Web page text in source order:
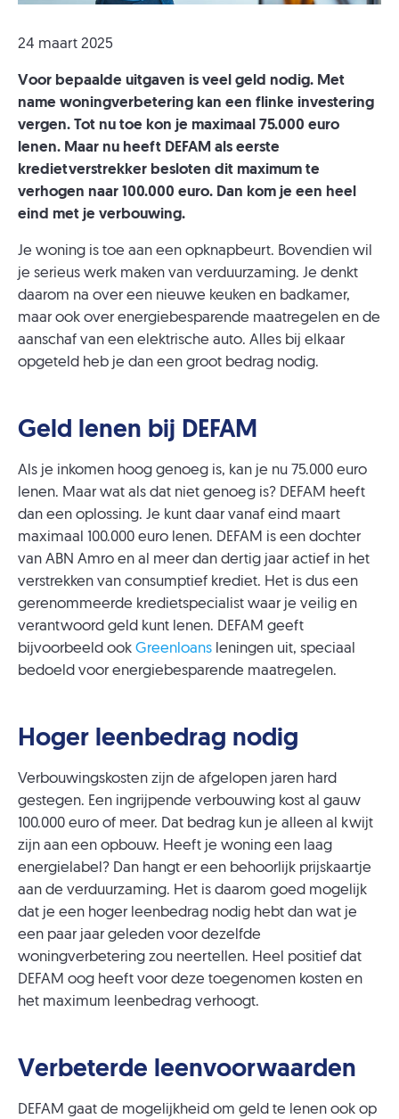
24 maart 2025
Voor bepaalde uitgaven is veel geld nodig. Met
name woningverbetering kan een flinke investering
vergen. Tot nu toe kon je maximaal 75.000 euro
lenen. Maar nu heeft DEFAM als eerste
kredietverstrekker besloten dit maximum te
verhogen naar 100.000 euro. Dan kom je een heel
eind met je verbouwing.
Je woning is toe aan een opknapbeurt. Bovendien wil
je serieus werk maken van verduurzaming. Je denkt
daarom na over een nieuwe keuken en badkamer,
maar ook over energiebesparende maatregelen en de
aanschaf van een elektrische auto. Alles bij elkaar
opgeteld heb je dan een groot bedrag nodig.
Geld lenen bij DEFAM
Als je inkomen hoog genoeg is, kan je nu 75.000 euro
lenen. Maar wat als dat niet genoeg is? DEFAM heeft
dan een oplossing. Je kunt daar vanaf eind maart
maximaal 100.000 euro lenen. DEFAM is een dochter
van ABN Amro en al meer dan dertig jaar actief in het
verstrekken van consumptief krediet. Het is dus een
gerenommeerde kredietspecialist waar je veilig en
verantwoord geld kunt lenen. DEFAM geeft
bijvoorbeeld ook Greenloans leningen uit, speciaal
bedoeld voor energiebesparende maatregelen.
Hoger leenbedrag nodig
Verbouwingskosten zijn de afgelopen jaren hard
gestegen. Een ingrijpende verbouwing kost al gauw
100.000 euro of meer. Dat bedrag kun je alleen al kwijt
zijn aan een opbouw. Heeft je woning een laag
energielabel? Dan hangt er een behoorlijk prijskaartje
aan de verduurzaming. Het is daarom goed mogelijk
dat je een hoger leenbedrag nodig hebt dan wat je
een paar jaar geleden voor dezelfde
woningverbetering zou neertellen. Heel positief dat
DEFAM oog heeft voor deze toegenomen kosten en
het maximum leenbedrag verhoogt.
Verbeterde leenvoorwaarden
DEFAM gaat de mogelijkheid om geld te lenen ook op